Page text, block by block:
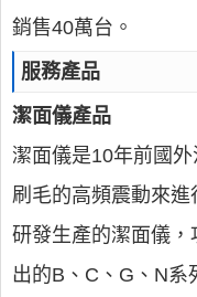
銷售40萬台。
服務產品
潔面儀產品
潔面儀是10年前國
刷毛的高頻震動來
研發生產的潔面儀
出的B、C、G、N系